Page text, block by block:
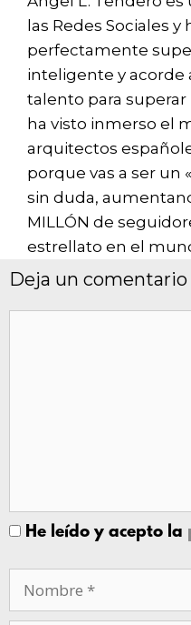
las Redes Sociales y
perfectamente
inteligente y acorde
talento para superar
ha visto inmerso el
arquitectos
porque vas a ser un
sin duda,
MILLÓN de
estrellato en el
Deja un comentario
He leído y acepto la